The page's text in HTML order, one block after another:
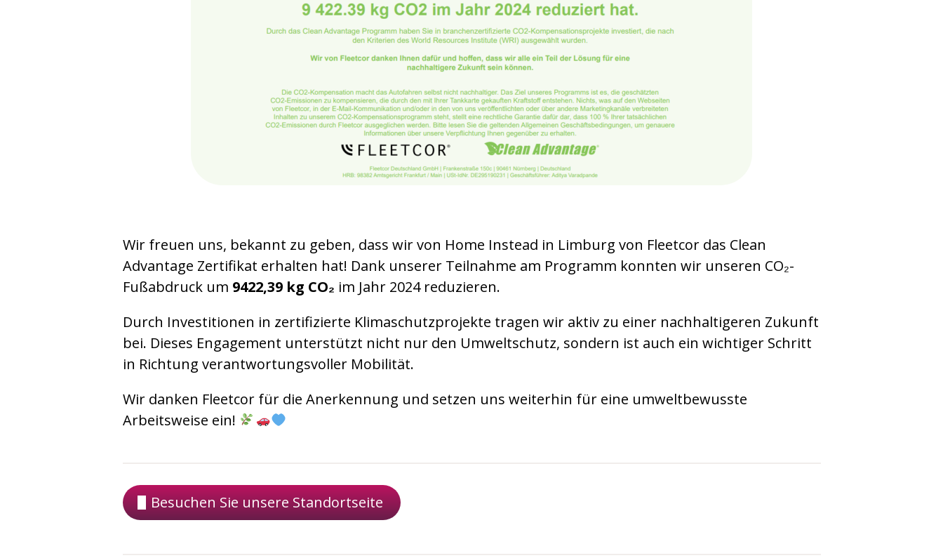
Wir freuen uns, bekannt zu geben, dass wir von Home Instead in Limburg von Fleetcor das Clean
Advantage Zertifikat erhalten hat! Dank unserer Teilnahme am Programm konnten wir unseren CO₂-
Fußabdruck um 9422,39 kg CO₂ im Jahr 2024 reduzieren.
Durch Investitionen in zertifizierte Klimaschutzprojekte tragen wir aktiv zu einer nachhaltigeren Zukunft
bei. Dieses Engagement unterstützt nicht nur den Umweltschutz, sondern ist auch ein wichtiger Schritt
in Richtung verantwortungsvoller Mobilität.
Wir danken Fleetcor für die Anerkennung und setzen uns weiterhin für eine umweltbewusste
Arbeitsweise ein!
Besuchen Sie unsere Standortseite